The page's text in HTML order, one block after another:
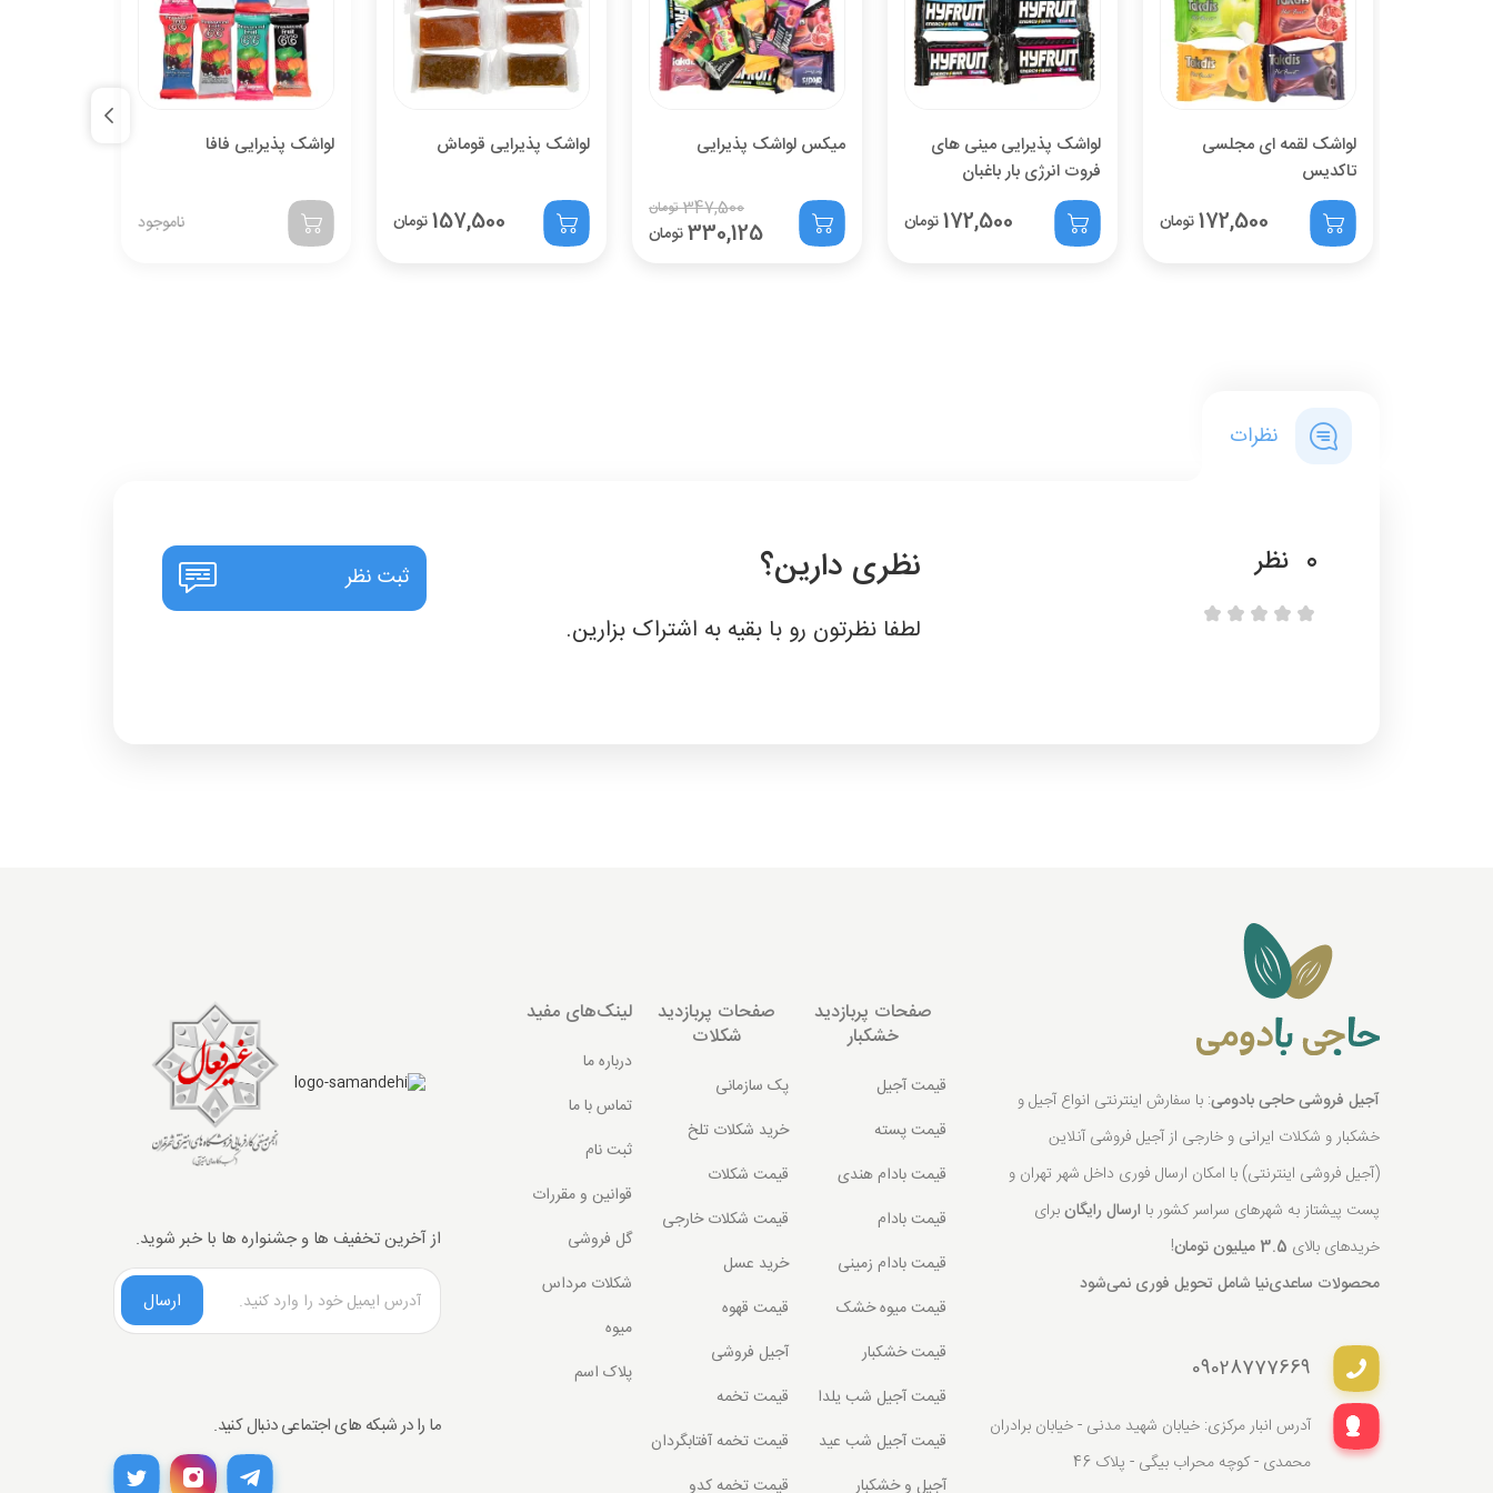
لواشک لقمه ای مجلسی
تاکدیس
172,500تومان
لواشک پذیرایی مینی های
فروت انرژی بار باغبان
172,500تومان
میکس لواشک پذیرایی
347,500 تومان
330,125تومان
لواشک پذیرایی قوماش
157,500تومان
لواشک پذیرایی فافا
ناموجود
نظرات
0 نظر نظری دارین؟
لطفا نظرتون رو با بقیه به اشتراک بزارین.
ثبت نظر
با احتساب تخفیف 841,142 تومان
قبول
آجیل فروشی حاجی بادومی: با سفارش اینترنتی انواع آجیل و
خشکبار و شکلات ایرانی و خارجی از آجیل فروشی آنلاین
(آجیل فروشی اینترنتی) با امکان ارسال فوری داخل شهر تهران و
پست پیشتاز به شهرهای سراسر کشور با ارسال رایگانبرای
خریدهای بالای 3.5 میلیون تومان
!
محصولات ساعدی‌نیا شامل تحویل فوری نمی‌شود
09028777669
آدرس انبار مرکزی: خیابان شهید مدنی - خیابان برادران
محمدی - کوچه محراب بیگی - پلاک 46
صفحات پربازدید
خشکبار
قیمت آجیل
قیمت پسته
قیمت بادام هندی
قیمت بادام
قیمت بادام زمینی
قیمت میوه خشک
قیمت خشکبار
قیمت آجیل شب یلدا
قیمت آجیل شب عید
آجیل و خشکبار
صفحات پربازدید
شکلات
پک سازمانی
خرید شکلات تلخ
قیمت شکلات
قیمت شکلات خارجی
خرید عسل
قیمت قهوه
آجیل فروشی
قیمت تخمه
قیمت تخمه آفتابگردان
قیمت تخمه کدو
لینک‌های مفید
درباره ما
تماس با ما
ثبت نام
قوانین و مقررات
گل فروشی
شکلات مرداس
میوه
پلاک اسم
از آخرین تخفیف ها و جشنواره ها با خبر شوید.
ارسال
ما را در شبکه های اجتماعی دنبال کنید.